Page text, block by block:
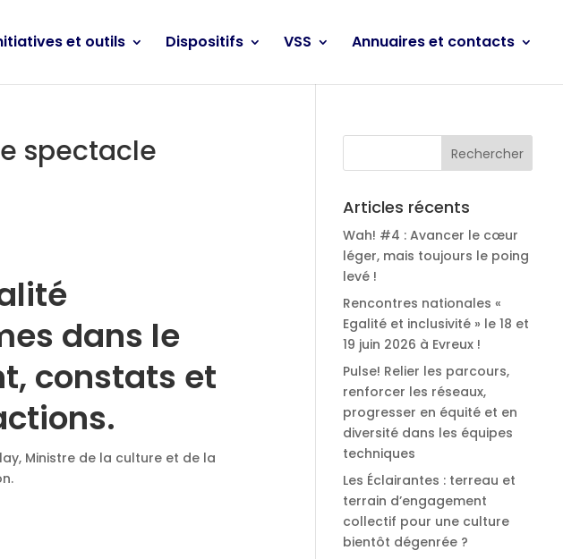
et outils Dispositifs VSS Annuaires et contacts
spectacle
dans le
constats et
Ministre de la culture et de la
Articles récents
Wah! #4 : Avancer le cœur
léger, mais toujours le poing
levé !
Rencontres nationales «
Egalité et inclusivité » le 18 et
19 juin 2026 à Evreux !
Pulse! Relier les parcours,
renforcer les réseaux,
progresser en équité et en
diversité dans les équipes
techniques
Les Éclairantes : terreau et
terrain d’engagement
collectif pour une culture
bientôt dégenrée ?